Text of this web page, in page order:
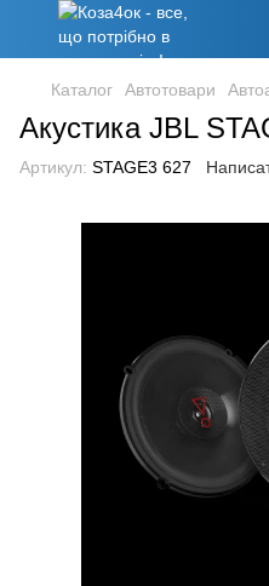
Каталог Автотовари
Акустика JBL
Артикул: STAGE3 627